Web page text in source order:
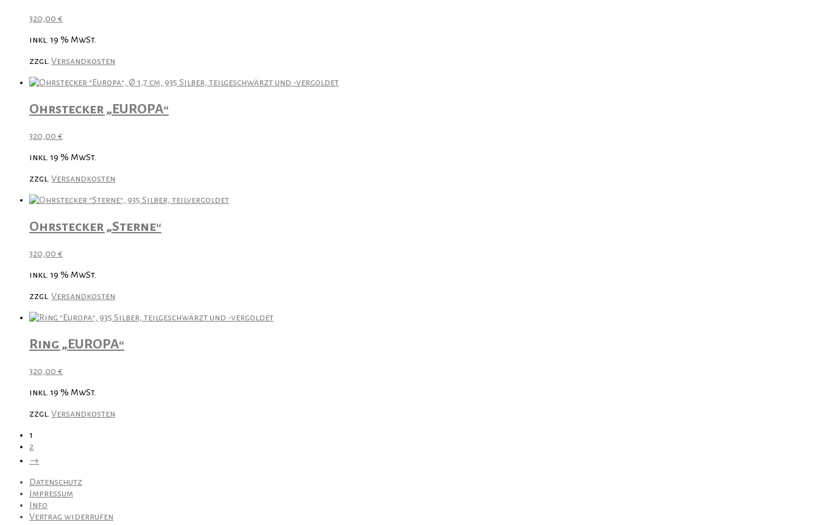
320,00 €
inkl. 19 % MwSt.
zzgl. Versandkosten
Ohrstecker „EUROPA“
320,00 €
inkl. 19 % MwSt.
zzgl. Versandkosten
Ohrstecker „Sterne“
320,00 €
inkl. 19 % MwSt.
zzgl. Versandkosten
Ring „EUROPA“
320,00 €
inkl. 19 % MwSt.
zzgl. Versandkosten
1
2
→
Datenschutz
Impressum
Info
Vertrag widerrufen